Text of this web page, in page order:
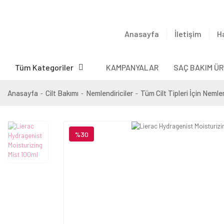
Anasayfa İletişim
Tüm Kategoriler KAMPANYALAR SAÇ BAKIM
Anasayfa Cilt Bakımı Nemlendiriciler Tüm Cilt Tipleri İçin
%30